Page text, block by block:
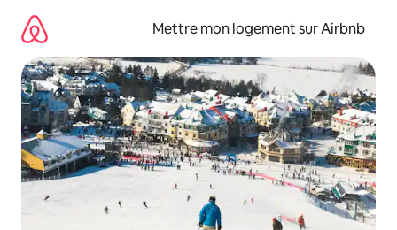
directement
contenu
Mettre mon logement sur Airbnb